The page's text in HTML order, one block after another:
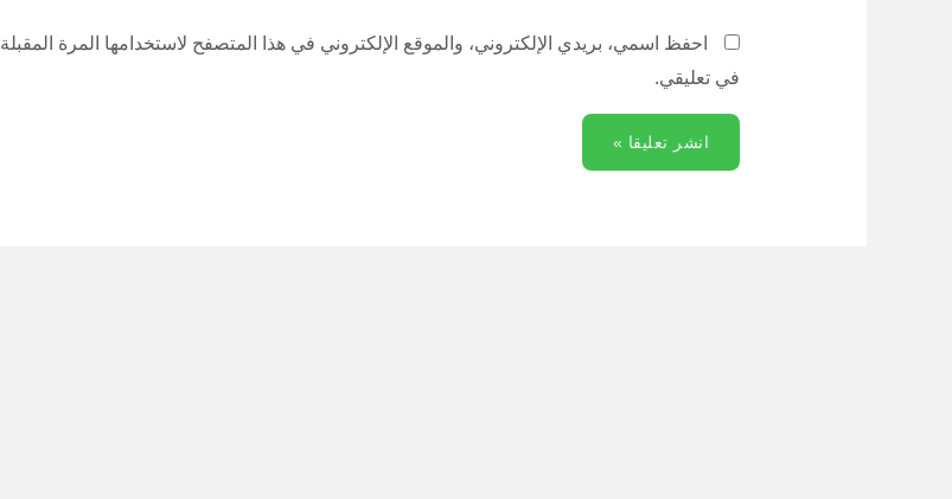
احفظ اسمي، بريدي الإلكتروني، والموقع الإلكتروني في هذا المتصفح لاستخدامها المرة المقبلة
في تعليقي.